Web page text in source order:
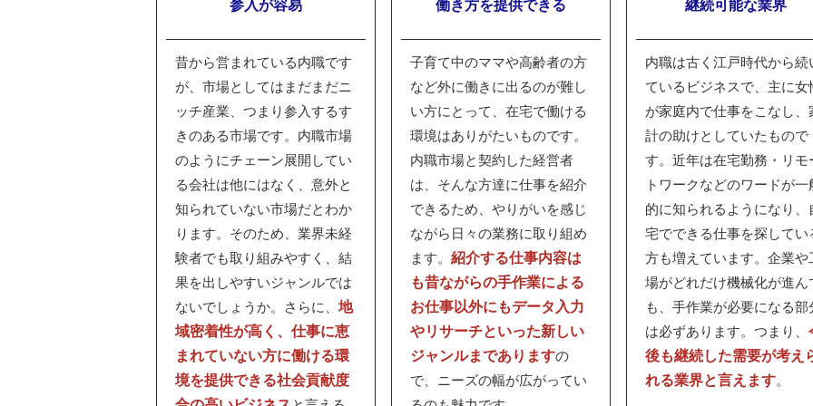
昔から営まれている内職です
が、市場としてはまだまだニ
ッチ産業、つまり参入するす
きのある市場です。内職市場
のようにチェーン展開してい
る会社は他にはなく、意外と
知られていない市場だとわか
ります。そのため、業界未経
験者でも取り組みやすく、結
果を出しやすいジャンルでは
ないでしょうか。 さらに、 地
域密着性が高く、仕事に恵
まれていない方に働ける環
境を提供できる社会貢献度
子育て中のママや高齢者の方
など外に働きに出るのが難し
い方にとって、在宅で働ける
環境はありがたいものです。
内職市場と契約した経営者
は、そんな方達に仕事を紹介
できるため、やりがいを感じ
ながら日々の業務に取り組め
ます。 紹介する仕事内容は
も昔ながらの手作業による
お仕事以外にもデータ入力
やリサーチといった新しい
ジャンルまでありますの
で、ニーズの幅が広がってい
内職は古く江戸時代から続
ているビジネスで、主に女
が家庭内で仕事をこなし、
計の助けとしていたもので
す。近年は在宅勤務・リモ
トワークなどのワードが一
的に知られるようになり、
宅でできる仕事を探してい
方も増えています。 企業や
場がどれだけ機械化が進ん
も、手作業が必要になる部
は必ずあります。つまり、
後も継続した需要が考え
れる業界と言えます。